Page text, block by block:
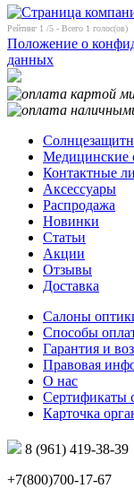
Рейтинг 1 /5 - Всего 1 голос(ов)
Положение о
данных
Медицинские
Контактные
Аксессуары
Распродажа
Новинки
Статьи
Акции
Отзывы
Доставка
Салоны
Способы
Гарантия и
Правовая
О нас
Сертификаты
Карточка
8 (961) 419-38-39
+7(800)700-17-67